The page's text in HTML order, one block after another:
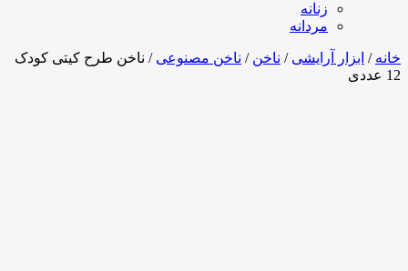
زنانه
مردانه
خانه / ابزار آرایشی / ناخن / ناخن مصنوعی / ناخن طرح کیتی کودک
12 عددی